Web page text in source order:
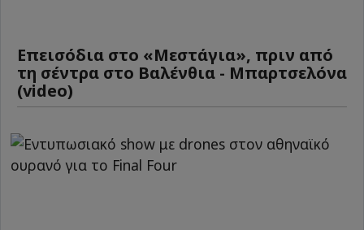
Επεισόδια στο «Μεστάγια», πριν από
τη σέντρα στο Βαλένθια - Μπαρτσελόνα
(video)